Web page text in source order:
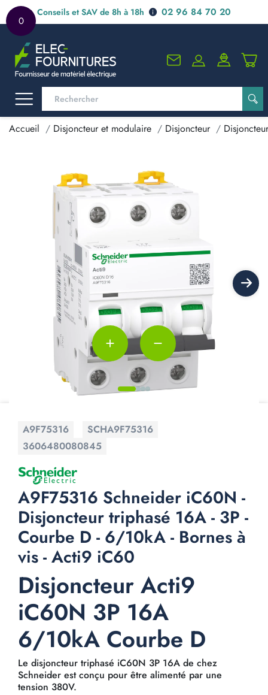
0
Conseils et SAV de 8h à 18h 02 96 84 70 20
Accueil Disjoncteur et modulaire Disjoncteur
A9F75316
SCHA9F75316
3606480080845
A9F75316 Schneider iC60N -
Disjoncteur triphasé 16A - 3P -
Courbe D - 6/10kA - Bornes à
vis - Acti9 iC60
Disjoncteur Acti9
iC60N 3P 16A
6/10kA Courbe D
Le disjoncteur triphasé iC60N 3P 16A de chez
Schneider est conçu pour être alimenté par une
tension 380V.
add remove